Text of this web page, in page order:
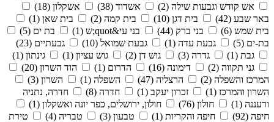
אש קודש וגבעות שילה (2)
אשדוד (38)
אשקלון (18)
באר שבע (42)
בית דגן (10) בית קמה (2)
בית שאן (1)
בית שמש (6)
בני ברק (44) בני עי&quot;ש (1)
בת ים (5)
בת-ים (5)
גבעת עדה (1) גבעת שמואל (10)
גבעתיים (23)
גבת (1)
גדרה (3) גוש דן (2) גוש עציון (1)
גינתון (1)
גני תקווה (2)
דימונה (16) הדרום (1)
הוד השרון (20)
המרכז והשפלה (2)
הרצליה (47) השפלה (1)
השרון (3)
השרון והמרכז (1)
זכרון יעקב (1) חדרה (8)
חדרה, נתניה
ורעננה (1)
חולון (76)
חולון, ירושלים, כפר יונה ואשקלון (1)
חיפה (92)
חיפה והקריות (1) טבעון (3) טבריה (4)
טירת